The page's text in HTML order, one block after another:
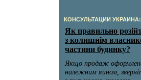
КОНСУЛЬТАЦИИ УКРАИНА: